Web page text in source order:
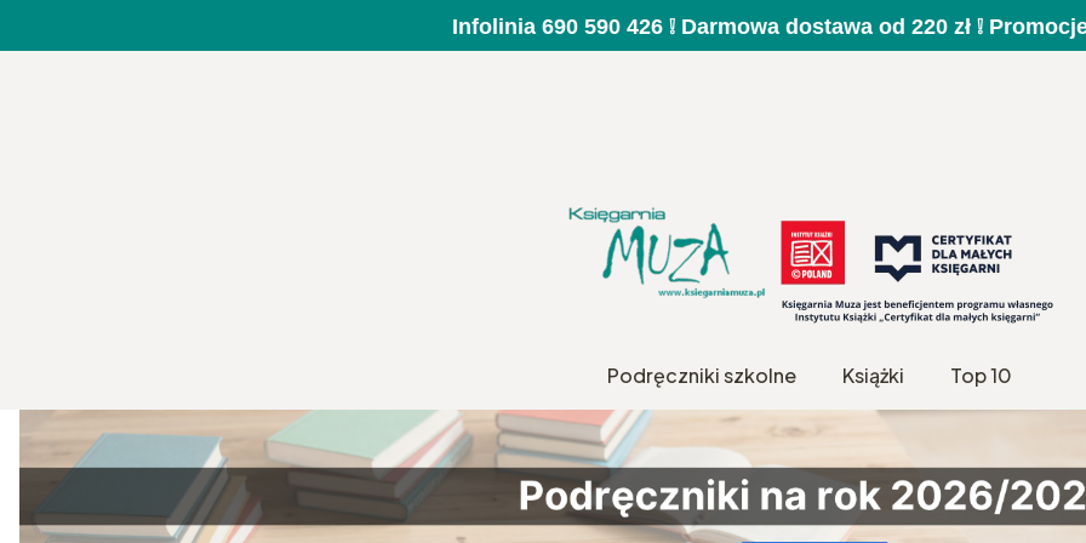
Infolinia 690 590 426 ❕ Darmowa dostawa od 220 zł ❕
Podręczniki szkolne Książki Top 10